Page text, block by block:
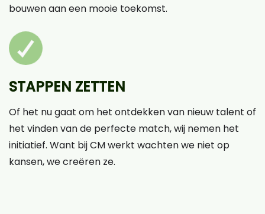
bouwen aan een mooie toekomst.
STAPPEN ZETTEN
Of het nu gaat om het ontdekken van nieuw talent of
het vinden van de perfecte match, wij nemen het
initiatief. Want bij CM werkt wachten we niet op
kansen, we creëren ze.